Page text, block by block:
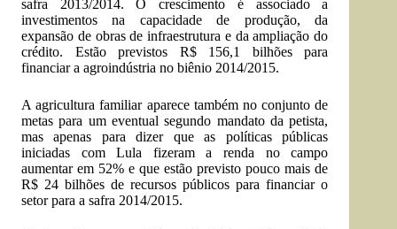
safra 2013/2014. O crescimento é associado a
investimentos na capacidade de produção, da
expansão de obras de infraestrutura e da ampliação do
crédito. Estão previstos R$ 156,1 bilhões para
financiar a agroindústria no biênio 2014/2015.
A agricultura familiar aparece também no conjunto de
metas para um eventual segundo mandato da petista,
mas apenas para dizer que as políticas públicas
iniciadas com Lula fizeram a renda no campo
aumentar em 52% e que estão previsto pouco mais de
R$ 24 bilhões de recursos públicos para financiar o
setor para a safra 2014/2015.